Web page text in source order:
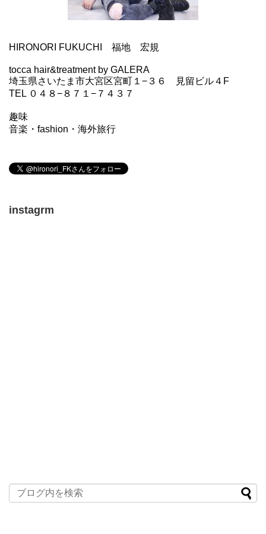
HIRONORI FUKUCHI 福地 宏規
tocca hair&treatment by GALERA
埼玉県さいたま市大宮区宮町１−３６ 見留ビル４F
TEL ０４８−８７１−７４３７
趣味
音楽・fashion・海外旅行
instagrm